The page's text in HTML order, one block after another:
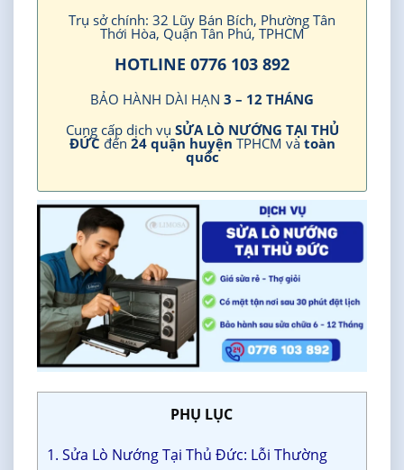
Trụ sở chính: 32 Lũy Bán Bích, Phường Tân
Thới Hòa, Quận Tân Phú, TPHCM
HOTLINE 0776 103 892
BẢO HÀNH DÀI HẠN 3 – 12 THÁNG
Cung cấp dịch vụ SỬA LÒ NƯỚNG TẠI THỦ
ĐỨC đến 24 quận huyện TPHCM và toàn
quốc
PHỤ LỤC
1. Sửa Lò Nướng Tại Thủ Đức: Lỗi Thường